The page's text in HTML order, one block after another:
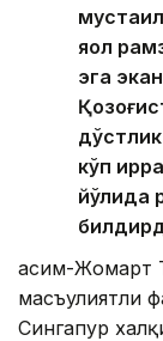
яққол
эга
кўп
йўлида
Қасим-Жомарт
масъулиятли
Сингапур